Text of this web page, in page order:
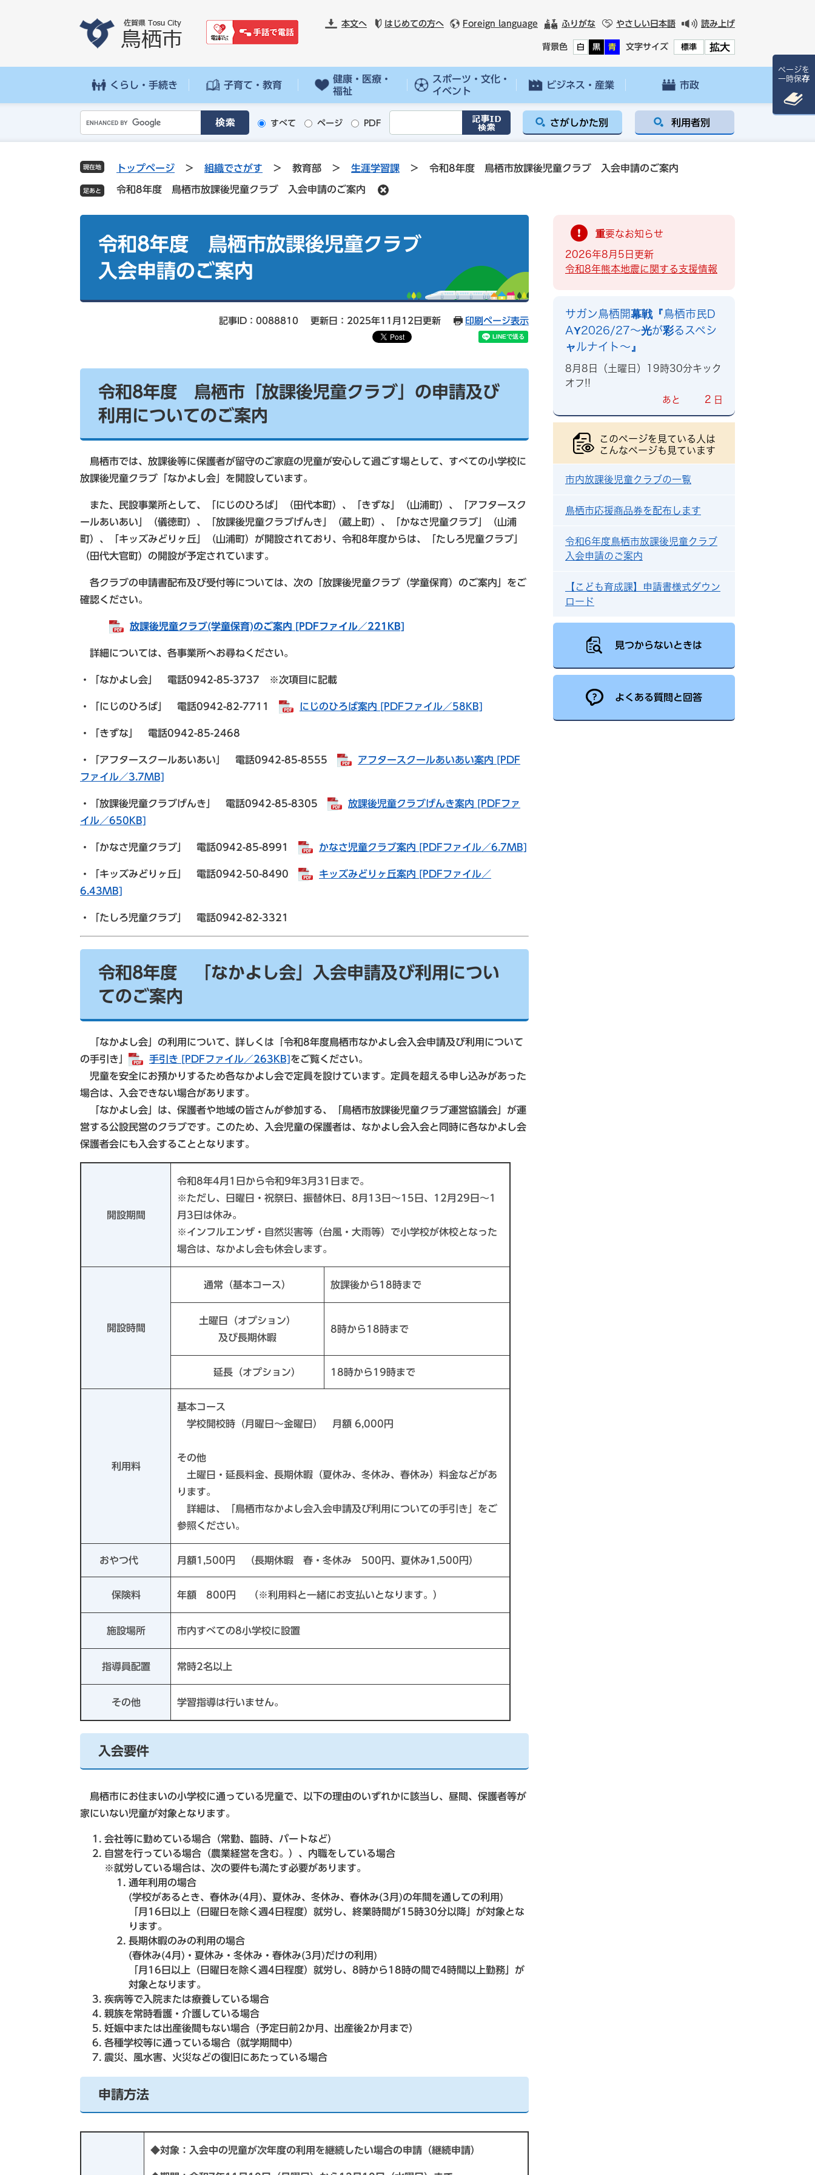
先
を
本文へ はじめての方へ Foreign language ふりがな やさしい日本語 読み上げ
背景色 白 黒 青 文字サイズ 標準 拡大
くらし・手続き 子育て・教育
健康・医療・
福祉
スポーツ・文化・
イベント
ビジネス・産業 市政
o
g
l
e
ス
すべて ページ PDF さがしかた別 利用者別
現在地 トップページ > 組織でさがす > 教育部 > 生涯学習課 > 令和8年度 鳥栖市放課後児童クラブ 入会申請のご案内
令和8年度 鳥栖市放課後児童クラブ 入会申請のご案内
令和8年度 鳥栖市放課後児童クラブ
入会申請のご案内
記事ID：0088810 更新日：2025年11月12日更新 印刷ページ表示
令和8年度 鳥栖市「放課後児童クラブ」の申請及び
利用についてのご案内
鳥栖市では、放課後等に保護者が留守のご家庭の児童が安心して過ごす場として、すべての小学校に
放課後児童クラブ「なかよし会」を開設しています。
また、民設事業所として、「にじのひろば」（田代本町）、「きずな」（山浦町）、「アフタースク
ールあいあい」（儀徳町）、「放課後児童クラブげんき」（蔵上町）、「かなさ児童クラブ」（山浦
町）、「キッズみどりヶ丘」（山浦町）が開設されており、令和8年度からは、「たしろ児童クラブ」
（田代大官町）の開設が予定されています。
各クラブの申請書配布及び受付等については、次の「放課後児童クラブ（学童保育）のご案内」をご
確認ください。
放課後児童クラブ(学童保育)のご案内 [PDFファイル／221KB]
詳細については、各事業所へお尋ねください。
・「なかよし会」 電話0942-85-3737 ※次項目に記載
・「にじのひろば」 電話0942-82-7711 にじのひろば案内 [PDFファイル／58KB]
・「きずな」 電話0942-85-2468
・「アフタースクールあいあい」 電話0942-85-8555
アフタースクールあいあい案内 [PDF
ファイル／3.7MB]
・「放課後児童クラブげんき」 電話0942-85-8305
放課後児童クラブげんき案内 [PDFファ
イル／650KB]
・「かなさ児童クラブ」 電話0942-85-8991 かなさ児童クラブ案内 [PDFファイル／6.7MB]
・「キッズみどりヶ丘」 電話0942-50-8490
キッズみどりヶ丘案内 [PDFファイル／
6.43MB]
・「たしろ児童クラブ」 電話0942-82-3321
令和8年度 「なかよし会」入会申請及び利用につい
てのご案内
「なかよし会」の利用について、詳しくは「令和8年度鳥栖市なかよし会入会申請及び利用について
の手引き」
手引き [PDFファイル／263KB] をご覧ください。
児童を安全にお預かりするため各なかよし会で定員を設けています。定員を超える申し込みがあった
場合は、入会できない場合があります。
「なかよし会」は、保護者や地域の皆さんが参加する、「鳥栖市放課後児童クラブ運営協議会」が運
営する公設民営のクラブです。このため、入会児童の保護者は、なかよし会入会と同時に各なかよし会
保護者会にも入会することとなります。
開設期間
令和8年4月1日から令和9年3月31日まで。
※ただし、日曜日・祝祭日、振替休日、8月13日～15日、12月29日～1
月3日は休み。
※インフルエンザ・自然災害等（台風・大雨等）で小学校が休校となった
場合は、なかよし会も休会します。
開設時間
通常（基本コース） 放課後から18時まで
土曜日（オプション）
及び長期休暇
8時から18時まで
延長（オプション） 18時から19時まで
利用料
基本コース
学校開校時（月曜日～金曜日） 月額 6,000円
その他
土曜日・延長料金、長期休暇（夏休み、冬休み、春休み）料金などがあ
ります。
詳細は、「鳥栖市なかよし会入会申請及び利用についての手引き」をご
参照ください。
おやつ代 月額1,500円 （長期休暇 春・冬休み 500円、夏休み1,500円）
保険料 年額 800円 （※利用料と一緒にお支払いとなります。）
施設場所 市内すべての8小学校に設置
指導員配置 常時2名以上
その他 学習指導は行いません。
入会要件
鳥栖市にお住まいの小学校に通っている児童で、以下の理由のいずれかに該当し、昼間、保護者等が
家にいない児童が対象となります。
会社等に勤めている場合（常勤、臨時、パートなど）
自営を行っている場合（農業経営を含む。）、内職をしている場合
※就労している場合は、次の要件も満たす必要があります。
通年利用の場合
(学校があるとき、春休み(4月)、夏休み、冬休み、春休み(3月)の年間を通しての利用)
「月16日以上（日曜日を除く週4日程度）就労し、終業時間が15時30分以降」が対象とな
ります。
長期休暇のみの利用の場合
(春休み(4月)・夏休み・冬休み・春休み(3月)だけの利用)
「月16日以上（日曜日を除く週4日程度）就労し、8時から18時の間で4時間以上勤務」が
対象となります。
疾病等で入院または療養している場合
親族を常時看護・介護している場合
妊娠中または出産後間もない場合（予定日前2か月、出産後2か月まで）
各種学校等に通っている場合（就学期間中）
震災、風水害、火災などの復旧にあたっている場合
申請方法
◆対象：入会中の児童が次年度の利用を継続したい場合の申請（継続申請）
重要なお知らせ
2026年8月5日更新
令和8年熊本地震に関する支援情報
サガン鳥栖開幕戦『鳥栖市民D
AY2026/27～光が彩るスペシ
ャルナイト～』
8月8日（土曜日）19時30分キック
オフ!!
あと 2 日
このページを見ている人は
こんなページも見ています
市内放課後児童クラブの一覧
鳥栖市応援商品券を配布します
令和6年度鳥栖市放課後児童クラブ
入会申請のご案内
【こども育成課】申請書様式ダウン
ロード
見つからないときは
よくある質問と回答
ページを
一時保存